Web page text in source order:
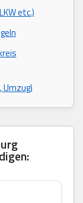
etc.)
Umzug)